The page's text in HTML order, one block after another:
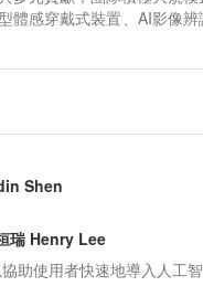
體感穿戴式裝置、AI影像
Shen
瑞 Henry Lee
助使用者快速地導入人工